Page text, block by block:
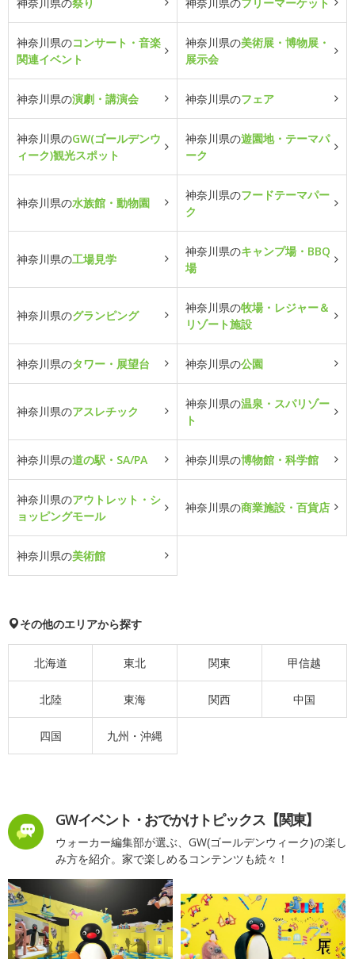
神奈川県のコンサート・音楽
関連イベント
神奈川県の美術展・博物展・
展示会
神奈川県の演劇・講演会 神奈川県のフェア
神奈川県のGW(ゴールデンウ
ィーク)観光スポット
神奈川県の遊園地・テーマパ
ーク
神奈川県の水族館・動物園
神奈川県のフードテーマパー
ク
神奈川県の工場見学
神奈川県のキャンプ場・BBQ
場
神奈川県のグランピング
神奈川県の牧場・レジャー＆
リゾート施設
神奈川県のタワー・展望台 神奈川県の公園
神奈川県のアスレチック
神奈川県の温泉・スパリゾー
ト
神奈川県の道の駅・SA/PA 神奈川県の博物館・科学館
神奈川県のアウトレット・シ
ョッピングモール
神奈川県の商業施設・百貨店
神奈川県の美術館
その他のエリアから探す
北海道 東北 関東 甲信越
北陸 東海 関西 中国
四国 九州・沖縄
GWイベント・おでかけトピックス【関東】
ウォーカー編集部が選ぶ、GW(ゴールデンウィーク)の楽し
み方を紹介。家で楽しめるコンテンツも続々！